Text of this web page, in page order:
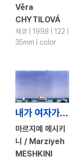
Věra
CHYTILOVÁ
체코 | 1998 | 122 |
35mm | color
내가 여자가 된 날 / The Day I Became a Woman
마르지예 메시키
니 / Marziyeh
MESHKINI